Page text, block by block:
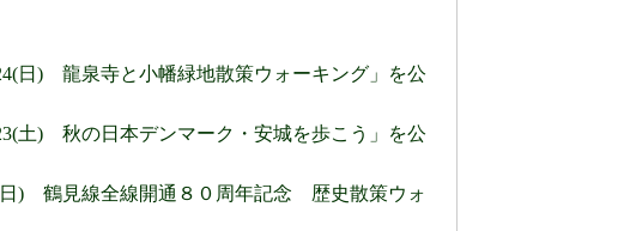
日) 龍泉寺と小幡緑地散策ウォーキング」を公
土) 秋の日本デンマーク・安城を歩こう」を公
) 鶴見線全線開通８０周年記念 歴史散策ウォ